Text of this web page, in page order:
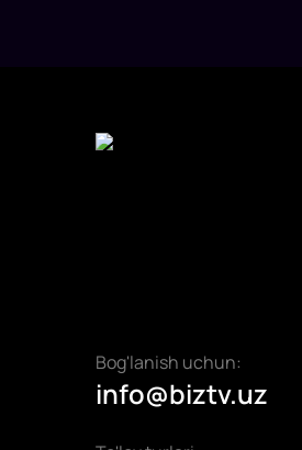
Bog'lanish uchun:
info@biztv.uz